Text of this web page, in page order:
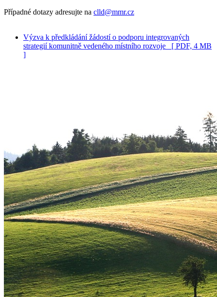
Případné dotazy adresujte na clld@mmr.cz
Výzva k předkládání žádostí o podporu integrovaných
strategií komunitně vedeného místního rozvoje
[ PDF, 4 MB
]